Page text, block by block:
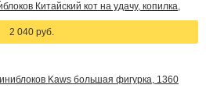
Китайский кот на удачу, копилка,
2 040 руб.